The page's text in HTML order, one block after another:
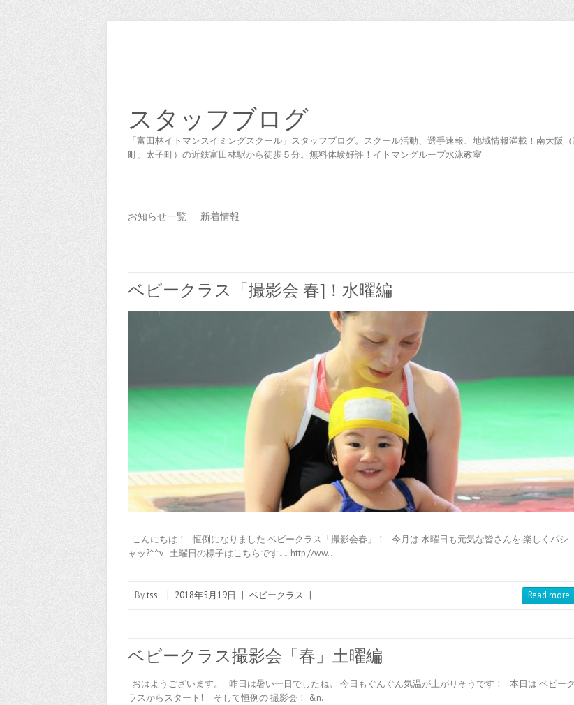
スタッフブログ
「富田林イトマンスイミングスクール」スタッフブログ。スクール活動、選手速報、地域情報満載！南大阪
町、太子町）の近鉄富田林駅から徒歩５分。無料体験好評！イトマングループ水泳教室
お知らせ一覧 新着情報
ベビークラス「撮影会 春]！水曜編
こんにちは！ 恒例になりました ベビークラス「撮影会春」！ 今月は 水曜日も元気な皆さんを 楽しくパシ
ャッ?^^v 土曜日の様子はこちらです↓↓ http://ww…
Bytss | 2018年5月19日 | ベビークラス | Read more
ベビークラス撮影会「春」土曜編
おはようございます。 昨日は暑い一日でしたね。 今日もぐんぐん気温が上がりそうです！ 本日は ベビーク
ラスからスタート! そして恒例の 撮影会！ &n…